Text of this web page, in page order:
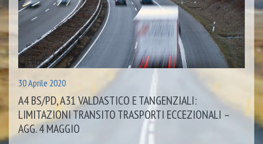
30 Aprile 2020
A4 BS/PD, A31 VALDASTICO E TANGENZIALI:
LIMITAZIONI TRANSITO TRASPORTI ECCEZIONALI –
AGG. 4 MAGGIO